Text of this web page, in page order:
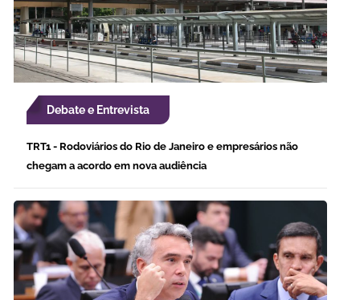
Debate e Entrevista
TRT1 - Rodoviários do Rio de Janeiro e empresários não
chegam a acordo em nova audiência